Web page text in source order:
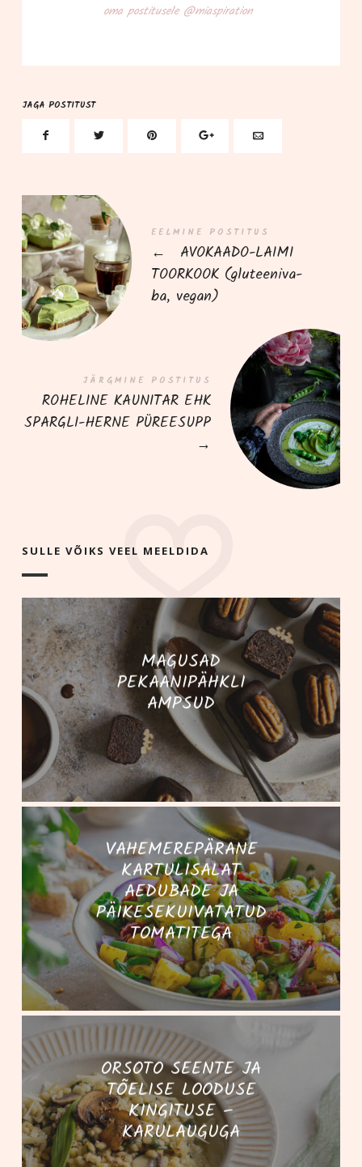
oma pos­ti­tu­se­le @miaspiration
JAGA POSTITUST
EELMINE POSTITUS
←
AVOKAADO-LAIMI
TOORKOOK (glu­tee­ni­va­
ba, vegan)
JÄRGMINE POSTITUS
ROHELINE KAUNITAR EHK
SPARGLI-HERNE PÜREESUPP
→
SULLE VÕIKS VEEL MEELDIDA
MAGUSAD
PEKAANIPÄHKLI
AMPSUD
VAHEMEREPÄRANE
KARTULISALAT
AEDUBADE JA
PÄIKESEKUIVATATUD
TOMATITEGA
ORSOTO SEENTE JA
TÕELISE LOODUSE
KINGITUSE –
KARULAUGUGA